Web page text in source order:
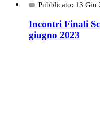
Pubblicato: 13 Giu
Incontri Finali
giugno 2023